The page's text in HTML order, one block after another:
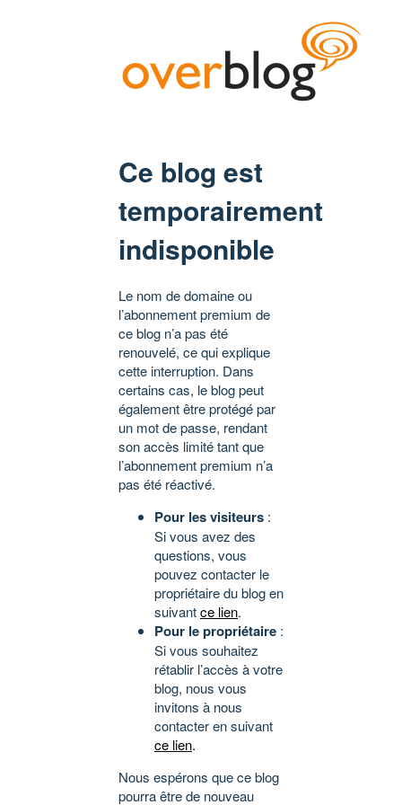
Ce blog est
temporairement
indisponible
Le nom de domaine ou
l’abonnement premium de
ce blog n’a pas été
renouvelé, ce qui explique
cette interruption. Dans
certains cas, le blog peut
également être protégé par
un mot de passe, rendant
son accès limité tant que
l’abonnement premium n’a
pas été réactivé.
Pour les visiteurs :
Si vous avez des
questions, vous
pouvez contacter le
propriétaire du blog en
suivantce lien.
Pour le propriétaire :
Si vous souhaitez
rétablir l’accès à votre
blog, nous vous
invitons à nous
contacter en suivant
ce lien.
Nous espérons que ce blog
pourra être de nouveau